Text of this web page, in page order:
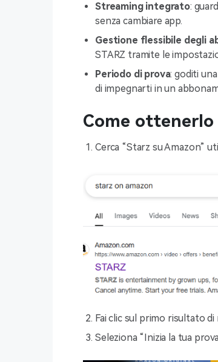
Streaming integrato:
senza cambiare app.
Gestione flessibile degli
STARZ tramite le
Periodo di prova: goditi
di impegnarti in un
Come ottenerlo
Cerca “Starz su Amazon”
Fai clic sul primo risultato di
Seleziona “Inizia la tua